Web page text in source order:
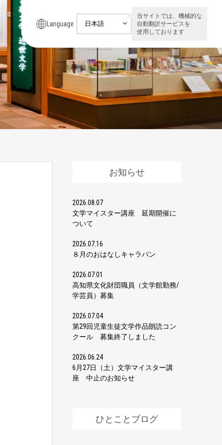
Language
当サイトでは、機械的な
自動翻訳サービスを
使用しております
お知らせ
2026.08.07
文学マイスター講座 延期開催に
ついて
2026.07.16
８月のおはなしキャラバン
2026.07.01
高知県文化財団職員（文学館勤務/
学芸員）募集
2026.07.04
第29回児童生徒文学作品朗読コン
クール 募集終了しました
2026.06.24
6月27日（土）文学マイスター講
座 中止のお知らせ
ひとことブログ